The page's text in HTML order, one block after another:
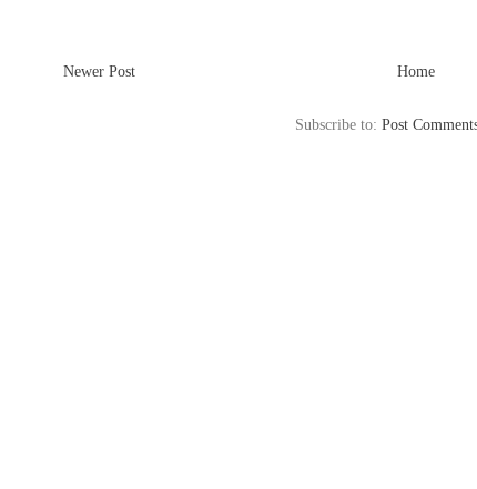
Newer Post Home
Subscribe to: Post